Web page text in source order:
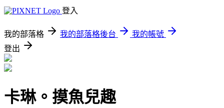
登入
我的部落格 我的部落格後台
我的帳號
登出
卡琳。摸魚兒趣